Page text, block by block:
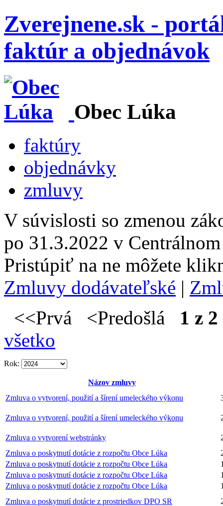
Zverejnene.sk -
faktúr a objednávok
Obec Lúka
faktúry
objednávky
zmluvy
V súvislosti so zmenou
po 31.3.2022 v
Pristúpiť na ne môžete
Zmluvy dodávateľské |
<<Prvá <Predošlá 1 z 2
všetko
Rok:
Názov zmluvy
Zmluva o vytvorení, použití a šírení umeleckého výkonu
Zmluva o vytvorení, použití a šírení umeleckého výkonu
Zmluva o vytvorení webstránky
Zmluva o poskytnutí dotácie z rozpočtu Obce Lúka
Zmluva o poskytnutí dotácie z rozpočtu Obce Lúka
Zmluva o poskytnutí dotácie z rozpočtu Obce Lúka
Zmluva o poskytnutí dotácie z rozpočtu Obce Lúka
Zmluva o poskytnutí dotácie z prostriedkov DPO SR